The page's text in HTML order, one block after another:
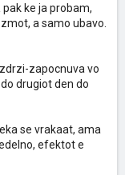
ke ja probam,
a samo ubavo.
zapocnuva vo
drugiot den do
se vrakaat, ama
efektot e